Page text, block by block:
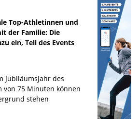
Top-Athletinnen und
der Familie: Die
ein, Teil des Events
Jubiläumsjahr des
von 75 Minuten können
stehen